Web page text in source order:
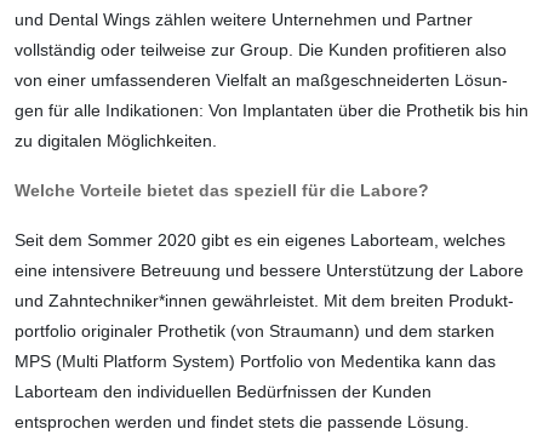
und Dental Wings zählen weitere Unternehmen und Partner
vollständig oder teilweise zur Group. Die Kunden profitieren also
von einer umfassenderen Vielfalt an maßgeschneiderten Lösun­
gen für alle Indikationen: Von Implantaten über die Prothetik bis hin
zu digitalen Möglichkeiten.
Welche Vorteile bietet das speziell für die Labore?
Seit dem Sommer 2020 gibt es ein eigenes Laborteam, welches
eine intensivere Betreuung und bessere Unterstützung der Labore
und Zahntechniker*innen gewährleistet. Mit dem breiten Produkt­
portfolio originaler Prothetik (von Straumann) und dem starken
MPS (Multi Platform System) Portfolio von Medentika kann das
Labor­team den individuellen Bedürfnissen der Kunden
entsprochen werden und findet stets die passende Lösung.